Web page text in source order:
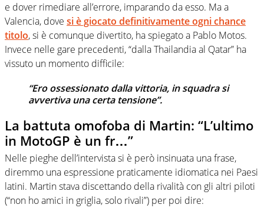
e dover rimediare all’errore, imparando da esso. Ma a
Valencia, dove si è giocato definitivamente ogni chance
titolo, si è comunque divertito, ha spiegato a Pablo Motos.
Invece nelle gare precedenti, “dalla Thailandia al Qatar” ha
vissuto un momento difficile:
“Ero ossessionato dalla vittoria, in squadra si
avvertiva una certa tensione”.
La battuta omofoba di Martin: “L’ultimo
in MotoGP è un fr…”
Nelle pieghe dell’intervista si è però insinuata una frase,
diremmo una espressione praticamente idiomatica nei Paesi
latini. Martin stava discettando della rivalità con gli altri piloti
(“non ho amici in griglia, solo rivali”) per poi dire: